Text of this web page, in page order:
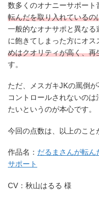
数多くのオナニーサポート
転んだを取り入れているの
一般的なオナサポと異な
に飽きてしまった方にオス
めはクオリティが高く、再
す。
ただ、メスガキJKの罵倒
コントロールされないの
たいというのが本心です。
今回の点数は、以上のこと
作品名： だるまさんが転ん
サポート
CV：秋山はるる 様